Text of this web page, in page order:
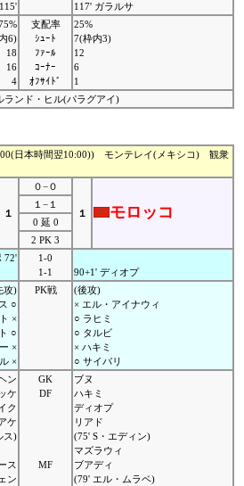
117' ガラルサ
6)
18
16
4
支配率
ｼｭｰﾄ
ﾌｧｰﾙ
ｺｰﾅｰ
ｵﾌｻｲﾄﾞ
25%
7(枠内3)
12
6
1
ンド・ヒル(パラグアイ)
日本時間翌10:00)) モンテレイ(メキシコ) 観衆
１
０−０
１ モロッコ
１−１
0 延 0
2 PK 3
72'
1-0
1-1
90+1' ディオプ
攻)
○
×
○
×
×
PK戦
(後攻)
× エル・アイナウィ
○ ラヒミ
○ タルビ
× ハキミ
○ サイバリ
ン
ケ
ク
ケ
ス)
ス
ン
GK
DF
MF
ブヌ
ハキミ
ディオプ
リアド
(75' S・エディン)
マズラウィ
ブアディ
(79' エル・ムラベ)